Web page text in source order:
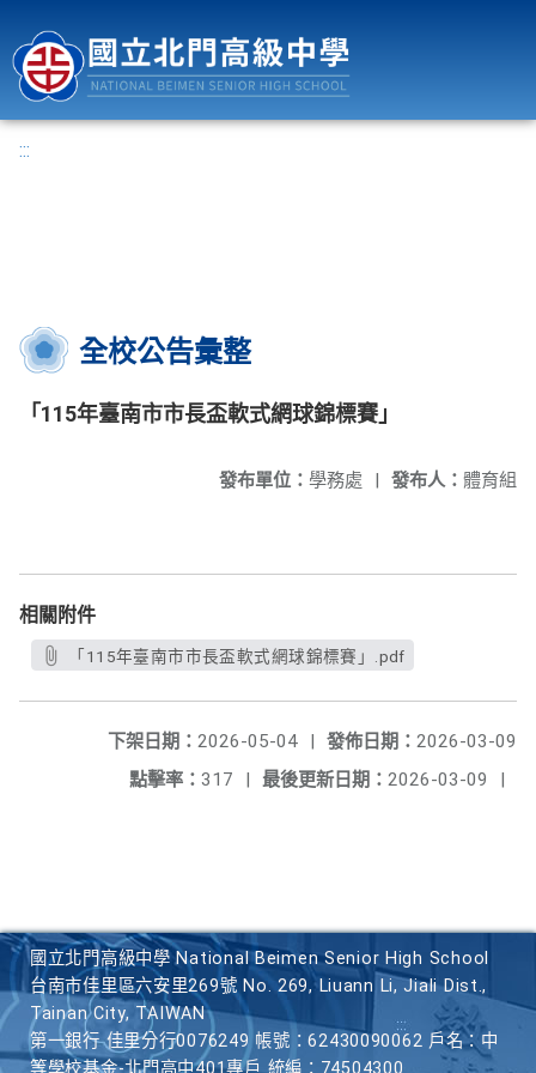
:::
全校公告彙整
「115年臺南市市長盃軟式網球錦標賽」
發布人： 體育組
發布單位： 學務處 |
相關附件
「115年臺南市市長盃軟式網球錦標賽」.pdf
發佈日期： 2026-03-09
下架日期： 2026-05-04
|
最後更新日期： 2026-03-09 |
點擊率： 317 |
國立北門高級中學 National Beimen Senior High School
台南市佳里區六安里269號 No. 269, Liuann Li, Jiali Dist.,
Tainan City, TAIWAN
第一銀行 佳里分行0076249 帳號：62430090062 戶名：中
等學校基金-北門高中401專戶 統編：74504300